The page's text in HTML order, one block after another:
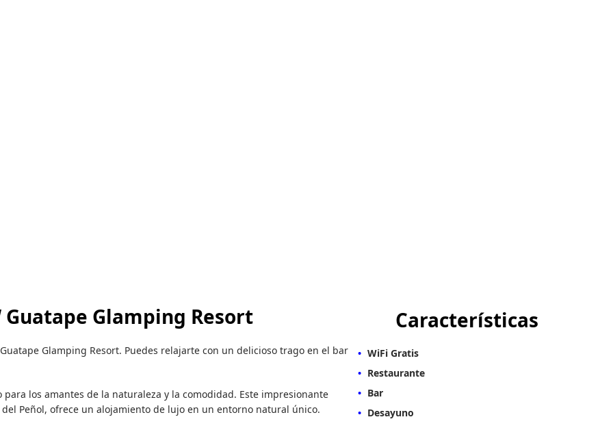
Guatape Glamping Resort
Glamping Resort. Puedes relajarte con un delicioso trago en el bar
los amantes de la naturaleza y la comodidad. Este impresionante
Peñol, ofrece un alojamiento de lujo en un entorno natural único.
Características
WiFi Gratis
Restaurante
Bar
Desayuno